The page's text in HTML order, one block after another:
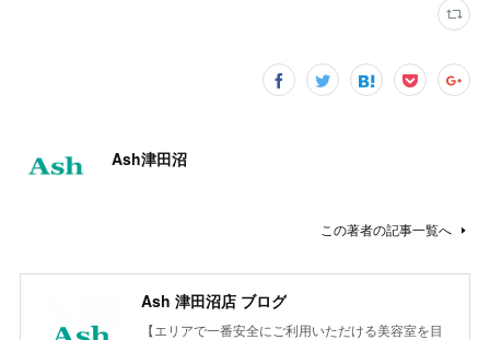
Ash津田沼
この著者の記事一覧へ
Ash 津田沼店 ブログ
【エリアで一番安全にご利用いただける美容室を目